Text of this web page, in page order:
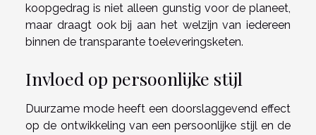
koopgedrag is niet alleen gunstig voor de planeet,
maar draagt ook bij aan het welzijn van iedereen
binnen de transparante toeleveringsketen.
Invloed op persoonlijke stijl
Duurzame mode heeft een doorslaggevend effect
op de ontwikkeling van een persoonlijke stijl en de